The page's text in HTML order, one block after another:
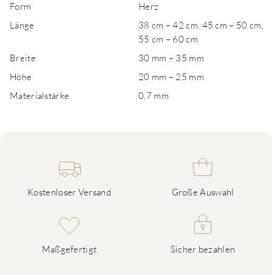
Form
Herz
Länge
38 cm – 42 cm, 45 cm – 50 cm,
55 cm – 60 cm
Breite
30 mm – 35 mm
Höhe
20 mm – 25 mm
Materialstärke
0,7 mm
Kostenloser Versand Große Auswahl
Maßgefertigt Sicher bezahlen